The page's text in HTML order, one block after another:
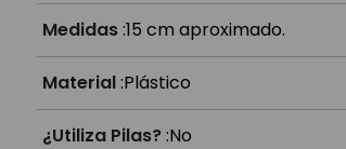
Medidas:15 cm aproximado.
Material:Plástico
¿Utiliza Pilas?:No